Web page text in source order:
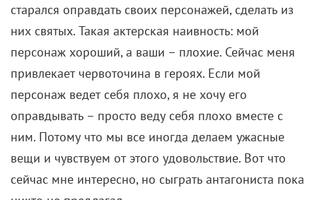
персонаж ведет себя плохо, я не хочу его
оправдывать – просто веду себя плохо вместе с
ним. Потому что мы все иногда делаем ужасные
вещи и чувствуем от этого удовольствие. Вот что
сейчас мне интересно, но сыграть антагониста пока
никто не предлагал.
О комедии в кино
«Кафе «Куба» – мой первый комедийный проект.